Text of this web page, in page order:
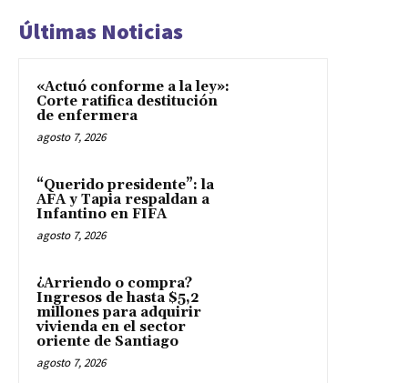
Últimas Noticias
«Actuó conforme a la ley»:
Corte ratifica destitución
de enfermera
agosto 7, 2026
“Querido presidente”: la
AFA y Tapia respaldan a
Infantino en FIFA
agosto 7, 2026
¿Arriendo o compra?
Ingresos de hasta $5,2
millones para adquirir
vivienda en el sector
oriente de Santiago
agosto 7, 2026